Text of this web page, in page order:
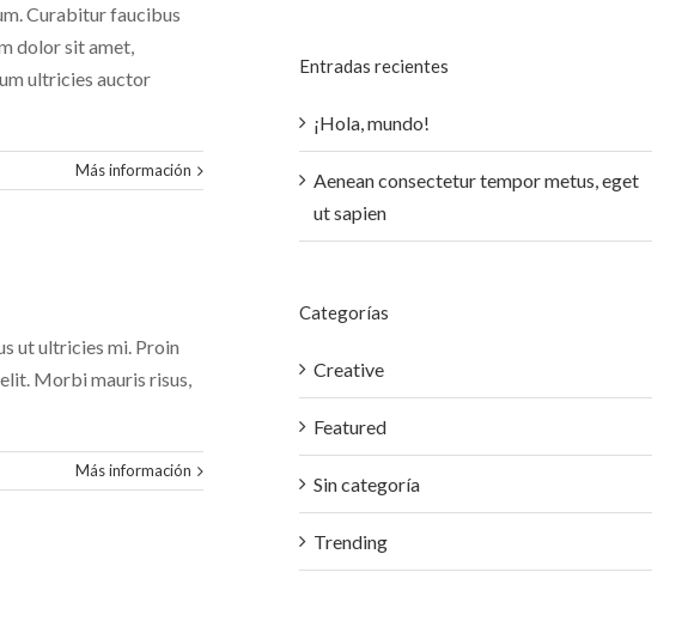
Curabitur faucibus
dolor sit amet,
ultricies auctor
Más información
ut ultricies mi. Proin
Morbi mauris risus,
Más información
Entradas recientes
¡Hola, mundo!
Aenean consectetur tempor metus, eget
ut sapien
Categorías
Creative
Featured
Sin categoría
Trending